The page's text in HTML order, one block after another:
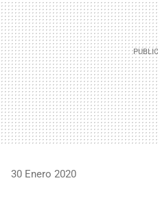
30 Enero 2020